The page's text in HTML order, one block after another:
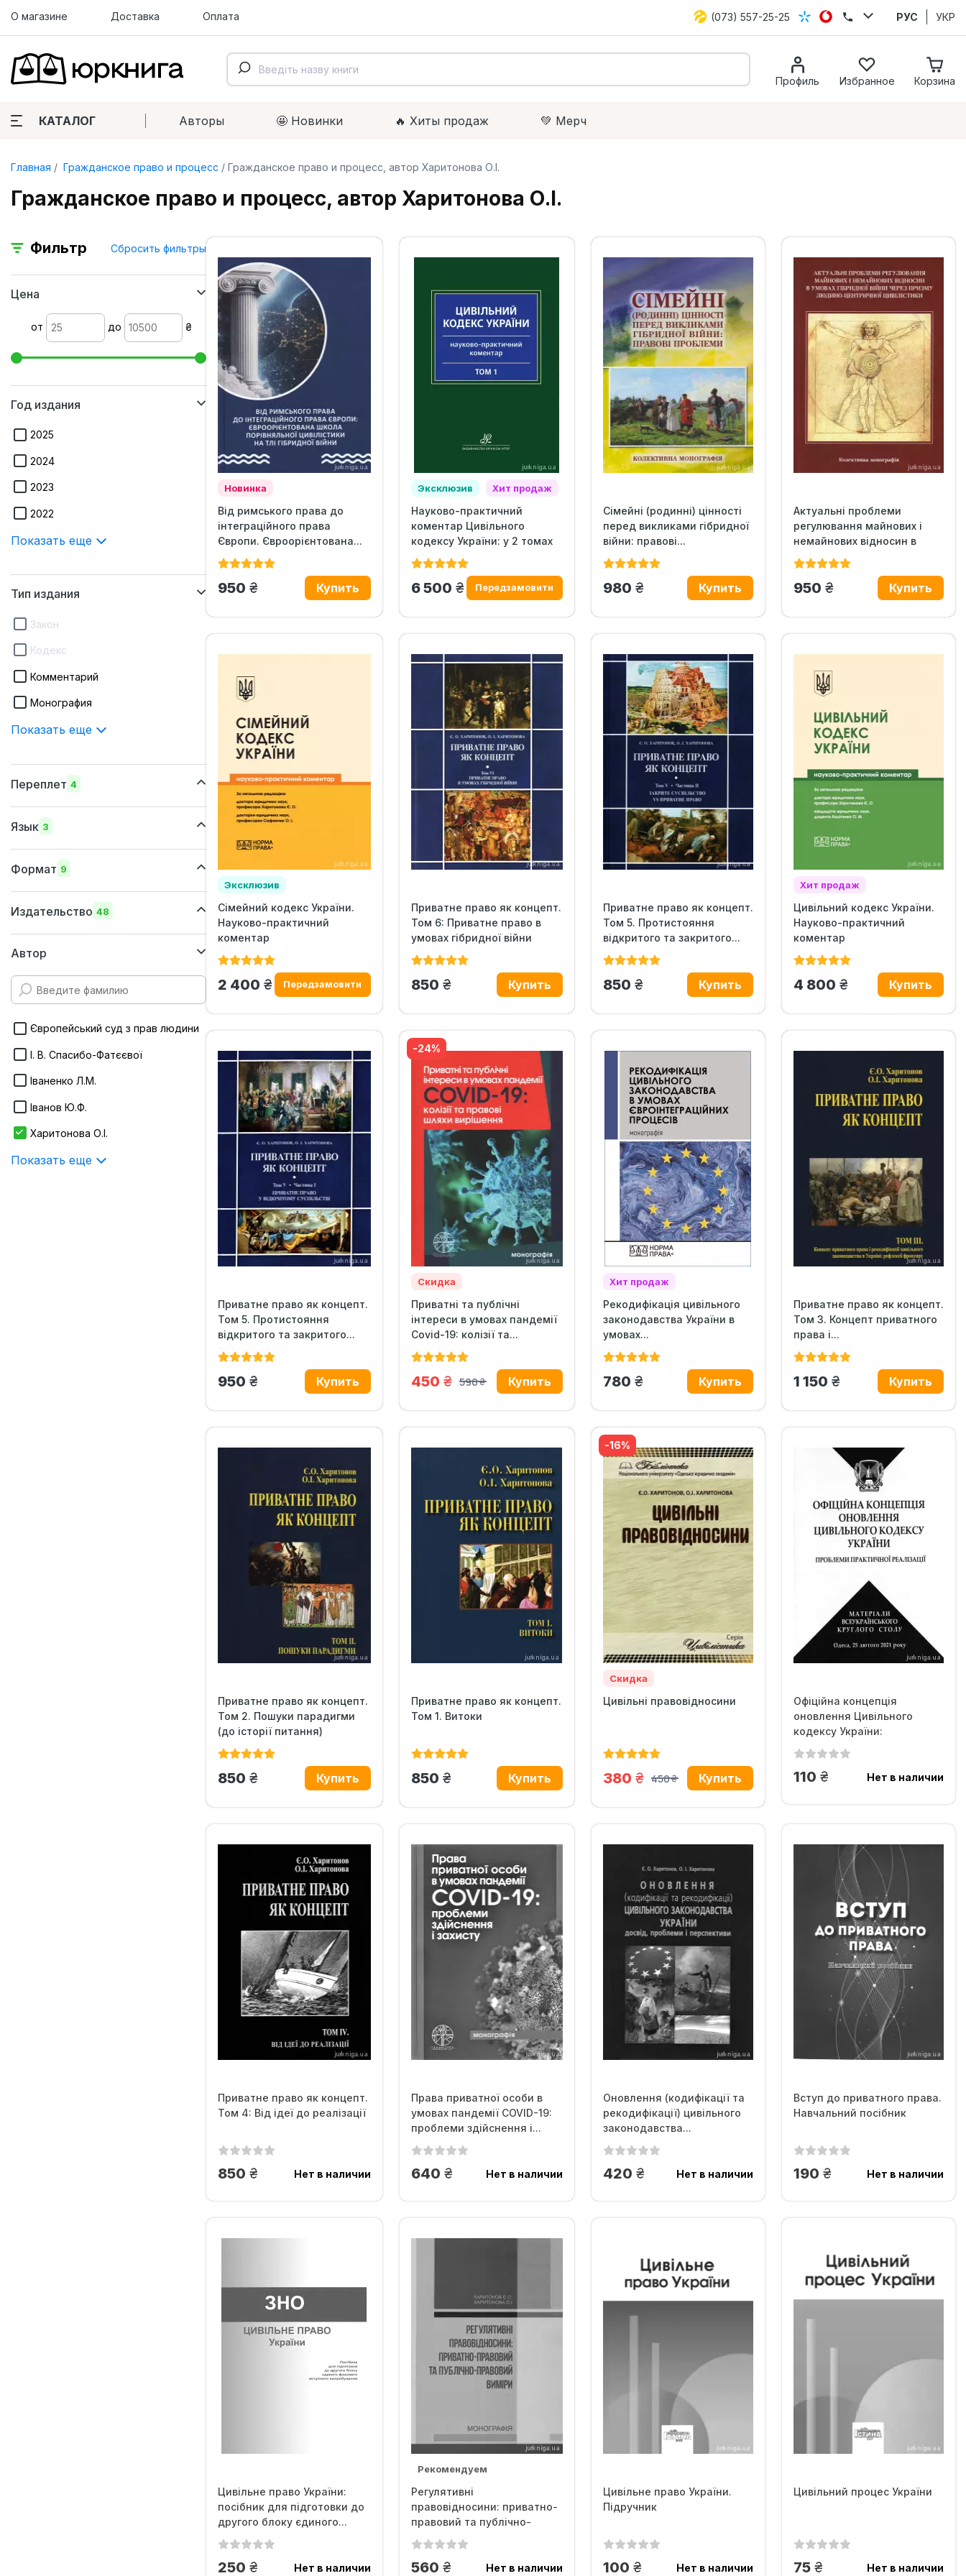
О магазине Доставка Оплата (073) 557-25-25 РУС УКР
Профиль Избранное Корзина
КАТАЛОГ Авторы 🤩 Новинки 🔥 Xиты продаж 💚 Мерч
Главная Гражданское право и процесс Гражданское право и процесс, автор Харитонова О.І.
Гражданское право и процесс, автор Харитонова О.І.
Фильтр Сбросить фильтры
Цена
от до ₴
Год издания
2025
2024
2023
2022
Показать еще
Тип издания
Закон
Кодекс
Комментарий
Монография
Показать еще
Переплет 4
кожанный
суперобложка
твердый
Язык 3
украинский
английский
Формат 9
170х240 мм
170х215 мм
Показать еще
Издательство 48
Infotropic Media
Корецького НАН України
Істина
Показать еще
Автор
Європейський суд з прав людини
І. В. Спасибо-Фатєєвої
Іваненко Л.М.
Іванов Ю.Ф.
Харитонова О.І.
Показать еще
Новинка
Від римського права до
інтеграційного права
Європи. Євроорієнтована...
950 грн.
Эксклюзив Хит продаж
Науково-практичний
коментар Цивільного
кодексу України: у 2 томах
6 500 грн.
Сімейні (родинні) цінності
перед викликами гібридної
війни: правові...
980 грн.
Актуальні проблеми
регулювання майнових і
немайнових відносин в
умовах...
950 грн.
Эксклюзив
Сімейний кодекс України.
Науково-практичний
коментар
2 400 грн.
Приватне право як концепт.
Том 6: Приватне право в
умовах гібридної війни
850 грн.
Приватне право як концепт.
Том 5. Протистояння
відкритого та закритого...
850 грн.
Хит продаж
Цивільний кодекс України.
Науково-практичний
коментар
4 800 грн.
Приватне право як концепт.
Том 5. Протистояння
відкритого та закритого...
950 грн.
Скидка
Приватні та публічні
інтереси в умовах пандемії
Covid-19: колізії та...
-24%
590
грн.
450 грн.
Хит продаж
Рекодифікація цивільного
законодавства України в
умовах...
780 грн.
Приватне право як концепт.
Том 3. Концепт приватного
права і...
1 150 грн.
Приватне право як концепт.
Том 2. Пошуки парадигми
(до історії питання)
850 грн.
Приватне право як концепт.
Том 1. Витоки
850 грн.
Скидка
Цивільні правовідносини
-16%
450
грн.
380 грн.
Офіційна концепція
оновлення Цивільного
кодексу України:
проблеми...
110 грн. Нет в наличии
Приватне право як концепт.
Том 4: Від ідеї до реалізації
850 грн. Нет в наличии
Права приватної особи в
умовах пандемії COVID-19:
проблеми здійснення і...
640 грн. Нет в наличии
Оновлення (кодифікації та
рекодифікації) цивільного
законодавства...
420 грн. Нет в наличии
Вступ до приватного права.
Навчальний посібник
190 грн. Нет в наличии
Цивільне право України:
посібник для підготовки до
другого блоку єдиного...
250 грн. Нет в наличии
Рекомендуем
Регулятивні
правовідносини: приватно-
правовий та публічно-
правовий виміри
560 грн. Нет в наличии
Цивільне право України.
Підручник
100 грн. Нет в наличии
Цивільний процес України
75 грн. Нет в наличии